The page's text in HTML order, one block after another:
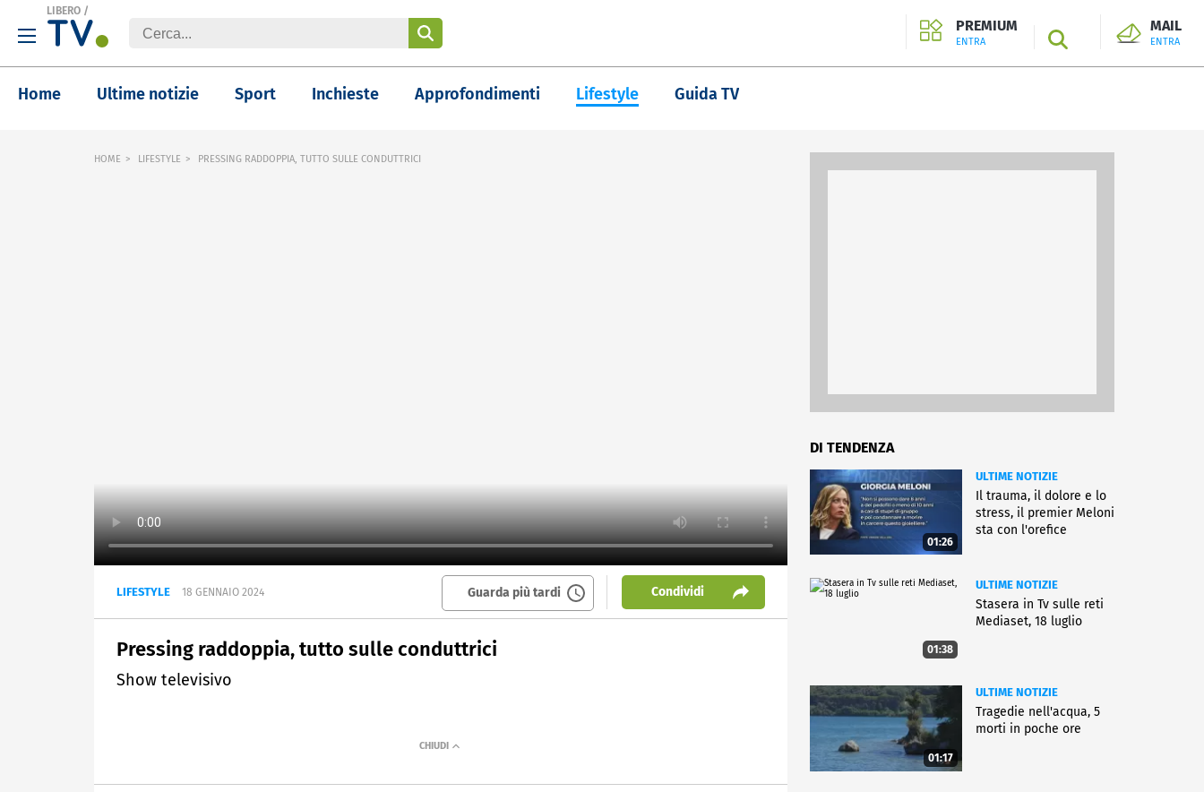
LIBERO /
PREMIUM
ENTRA SEARCH
MAIL
ENTRA
Home Ultime notizie Sport Inchieste Approfondimenti Lifestyle Guida TV
HOME LIFESTYLE PRESSING RADDOPPIA, TUTTO SULLE CONDUTTRICI
LIFESTYLE 18 GENNAIO 2024 Guarda più tardi Condividi
Pressing raddoppia, tutto sulle conduttrici
Show televisivo
DI TENDENZA
01:26
ULTIME NOTIZIE
Il trauma, il dolore e lo
stress, il premier Meloni
sta con l'orefice
01:38
ULTIME NOTIZIE
Stasera in Tv sulle reti
Mediaset, 18 luglio
01:17
ULTIME NOTIZIE
Tragedie nell'acqua, 5
morti in poche ore